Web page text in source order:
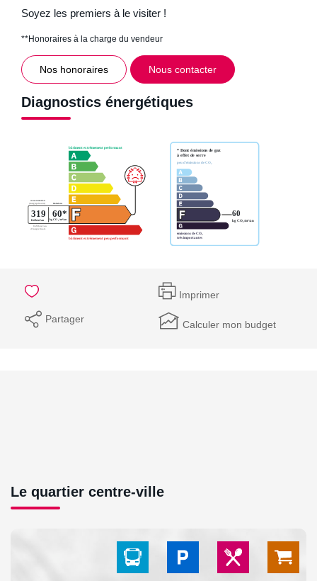
Soyez les premiers à le visiter !
**Honoraires à la charge du vendeur
Nos honoraires Nous contacter
Diagnostics énergétiques
Imprimer
Partager Calculer mon budget
Le quartier centre-ville